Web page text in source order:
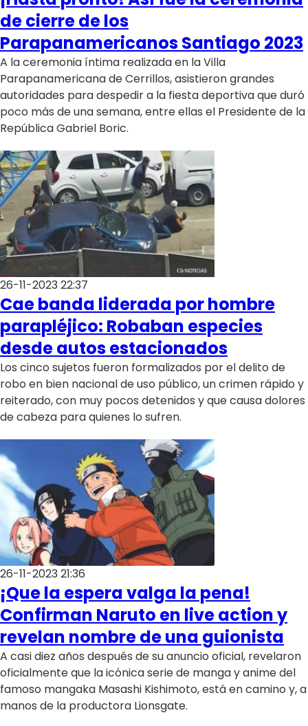
de cierre de los
Parapanamericanos Santiago 2023
A la ceremonia íntima realizada en la Villa
Parapanamericana de Cerrillos, asistieron grandes
autoridades para despedir a la fiesta deportiva que duró
poco más de una semana, entre ellas el Presidente de la
República Gabriel Boric.
26-11-2023 22:37
Cae banda liderada por hombre
parapléjico: Robaban especies
desde autos estacionados
Los cinco sujetos fueron formalizados por el delito de
robo en bien nacional de uso público, un crimen rápido y
reiterado, con muy pocos detenidos y que causa dolores
de cabeza para quienes lo sufren.
26-11-2023 21:36
¡Que la espera valga la pena!
Confirman Naruto en live action y
revelan nombre de una guionista
A casi diez años después de su anuncio oficial, revelaron
oficialmente que la icónica serie de manga y anime del
famoso mangaka Masashi Kishimoto, está en camino y, a
manos de la productora Lionsgate.